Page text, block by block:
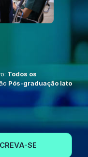
Todos os
Pós-graduação lato
SE